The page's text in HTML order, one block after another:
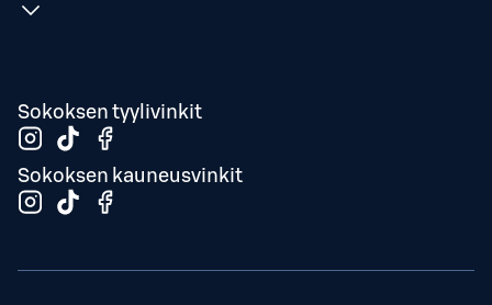
Sokoksen tyylivinkit
Sokoksen kauneusvinkit